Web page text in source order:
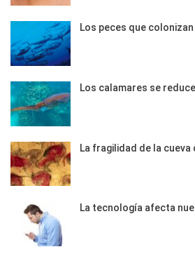
Los peces que
Los calamares se
La fragilidad de la cueva
La tecnología afecta